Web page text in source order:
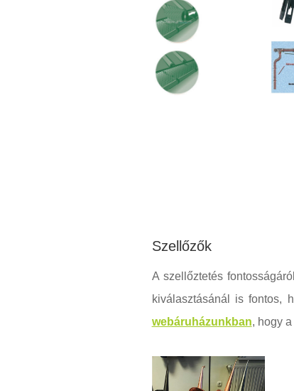
Szellőzők
A szellőztetés
kiválasztásánál is fontos,
webáruházunkban, hogy